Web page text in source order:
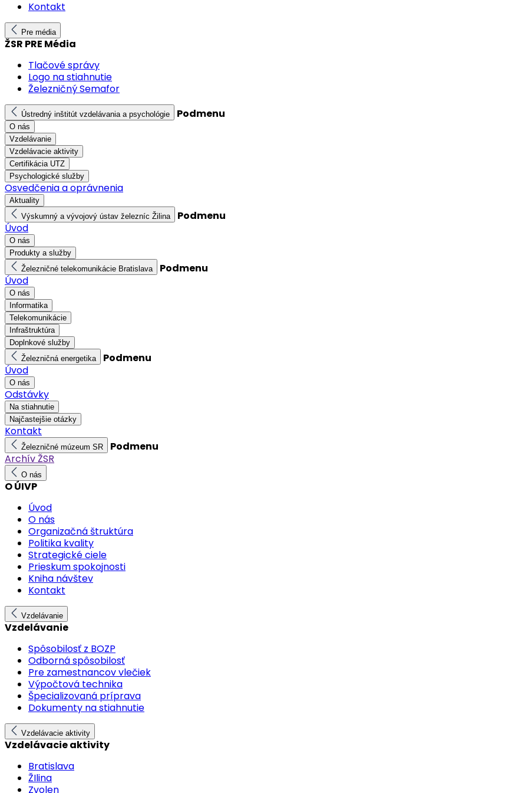
Kontakt
Pre média
ŽSR PRE Média
Tlačové správy
Logo na stiahnutie
Železničný Semafor
Ústredný inštitút vzdelávania a psychológie Podmenu
O nás
Vzdelávanie
Vzdelávacie aktivity
Certifikácia UTZ
Psychologické služby
Osvedčenia a oprávnenia
Aktuality
Výskumný a vývojový ústav železníc Žilina
Podmenu
Úvod
O nás
Produkty a služby
Železničné telekomunikácie Bratislava
Podmenu
Úvod
O nás
Informatika
Telekomunikácie
Infraštruktúra
Doplnkové služby
Železničná energetika
Podmenu
Úvod
O nás
Odstávky
Na stiahnutie
Najčastejšie otázky
Kontakt
Železničné múzeum SR
Podmenu
Archív ŽSR
O nás
O ÚIVP
Úvod
O nás
Organizačná štruktúra
Politika kvality
Strategické ciele
Prieskum spokojnosti
Kniha návštev
Kontakt
Vzdelávanie
Vzdelávanie
Spôsobilosť z BOZP
Odborná spôsobilosť
Pre zamestnancov vlečiek
Výpočtová technika
Špecializovaná príprava
Dokumenty na stiahnutie
Vzdelávacie aktivity
Vzdelávacie aktivity
Bratislava
ŽIlina
Zvolen